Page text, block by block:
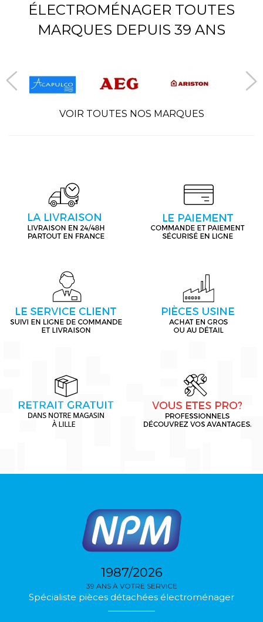
ÉLECTROMÉNAGER TOUTES
MARQUES DEPUIS 39 ANS
VOIR TOUTES NOS MARQUES
1987/2026
39 ANS À VOTRE SERVICE
Spécialiste pièces détachées électroménager